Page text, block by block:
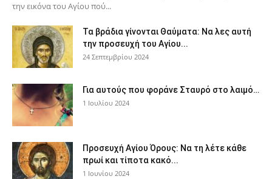
την εικόνα του Αγίου πού...
Τα βράδια γίνονται Θαύματα: Να λες αυτή
την προσευχή του Αγίου...
24 Σεπτεμβρίου 2024
Για αυτούς που φοράνε Σταυρό στο λαιμό…
1 Ιουλίου 2024
Προσευχή Αγίου Όρους: Να τη λέτε κάθε
πρωί και τίποτα κακό...
1 Ιουνίου 2024